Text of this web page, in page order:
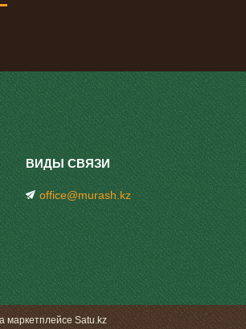
office@murash.kz
маркетплейсеSatu.kz